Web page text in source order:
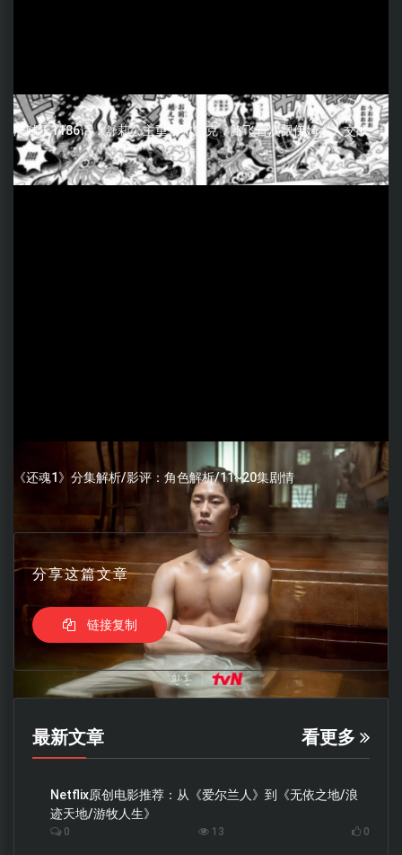
海贼王1186话：舒莉公主重创布鲁克，路飞首次跟伊姆大人交战
《还魂1》分集解析/影评：角色解析/11~20集剧情
分享这篇文章
链接复制
最新文章 看更多
Netflix原创电影推荐：从《爱尔兰人》到《无依之地/浪
迹天地/游牧人生》
0 13 0